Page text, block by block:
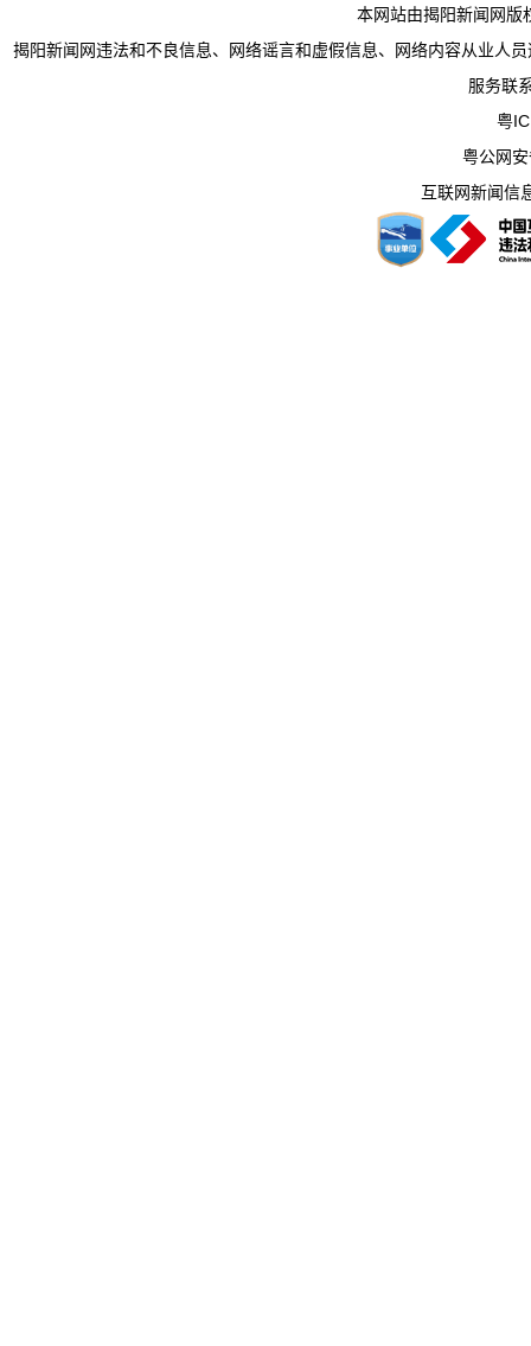
本网站由揭阳新闻网版
揭阳新闻网违法和不良信息、网络谣言和虚假信息、网络内容从业人
服务联
粤
粤公网
互联网新闻信